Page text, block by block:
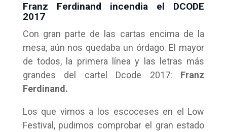
Franz Ferdinand incendia el DCODE
2017
Con gran parte de las cartas encima de la
mesa, aún nos quedaba un órdago. El mayor
de todos, la primera línea y las letras más
grandes del cartel Dcode 2017: Franz
Ferdinand.
Los que vimos a los escoceses en el Low
Festival, pudimos comprobar el gran estado